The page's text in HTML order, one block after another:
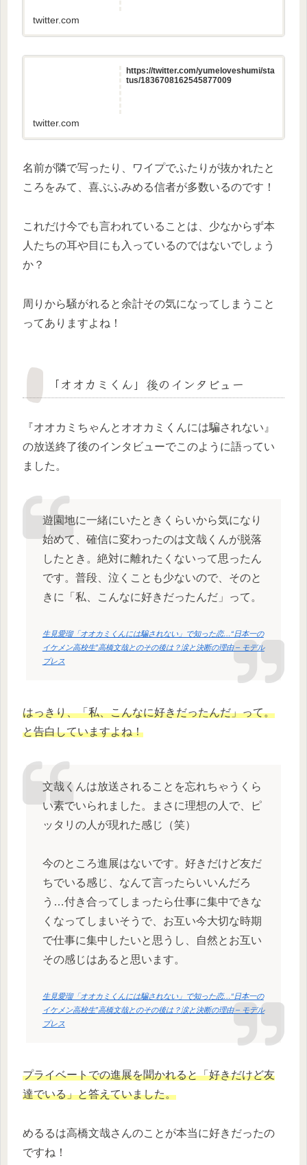
twitter.com
https://twitter.com/yumeloveshumi/sta
tus/1836708162545877009
twitter.com
名前が隣で写ったり、ワイプでふたりが抜かれたと
ころをみて、喜ぶふみめる信者が多数いるのです！
これだけ今でも言われていることは、少なからず本
人たちの耳や目にも入っているのではないでしょう
か？
周りから騒がれると余計その気になってしまうこと
ってありますよね！
「オオカミくん」後のインタビュー
『オオカミちゃんとオオカミくんには騙されない』
の放送終了後のインタビューでこのように語ってい
ました。
遊園地に一緒にいたときくらいから気になり
始めて、確信に変わったのは文哉くんが脱落
したとき。絶対に離れたくないって思ったん
です。普段、泣くことも少ないので、そのと
きに「私、こんなに好きだったんだ」って。
生見愛瑠「オオカミくんには騙されない」で知った恋…“日本一の
イケメン高校生”高橋文哉とのその後は？涙と決断の理由 – モデル
プレス
はっきり、「私、こんなに好きだったんだ」って。
と告白していますよね！
文哉くんは放送されることを忘れちゃうくら
い素でいられました。まさに理想の人で、ピ
ッタリの人が現れた感じ（笑）
今のところ進展はないです。好きだけど友だ
ちでいる感じ、なんて言ったらいいんだろ
う…付き合ってしまったら仕事に集中できな
くなってしまいそうで、お互い今大切な時期
で仕事に集中したいと思うし、自然とお互い
その感じはあると思います。
生見愛瑠「オオカミくんには騙されない」で知った恋…“日本一の
イケメン高校生”高橋文哉とのその後は？涙と決断の理由 – モデル
プレス
プライベートでの進展を聞かれると「好きだけど友
達でいる」と答えていました。
めるるは高橋文哉さんのことが本当に好きだったの
ですね！